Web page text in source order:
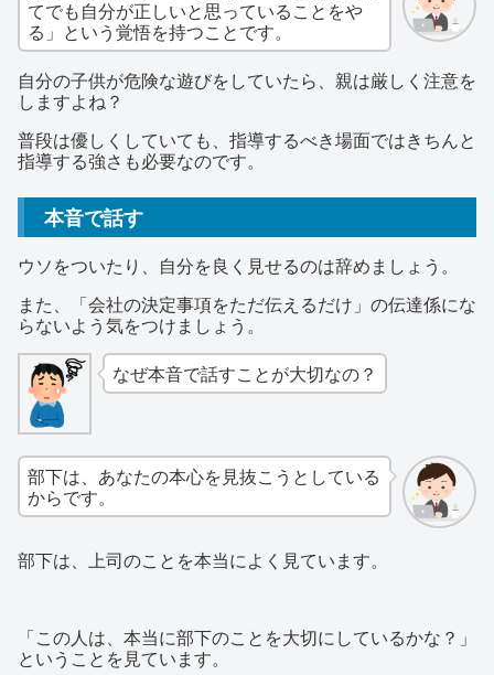
てでも自分が正しいと思っていることをや
る」という覚悟を持つことです。
自分の子供が危険な遊びをしていたら、親は厳しく注意を
しますよね？
普段は優しくしていても、指導するべき場面ではきちんと
指導する強さも必要なのです。
本音で話す
ウソをついたり、自分を良く見せるのは辞めましょう。
また、「会社の決定事項をただ伝えるだけ」の伝達係にな
らないよう気をつけましょう。
なぜ本音で話すことが大切なの？
部下は、あなたの本心を見抜こうとしている
からです。
部下は、上司のことを本当によく見ています。
「この人は、本当に部下のことを大切にしているかな？」
ということを見ています。